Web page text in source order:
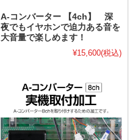
A-コンバーター 【4ch】 深
夜でもイヤホンで迫力ある音を
大音量で楽しめます！
¥15,600(税込)